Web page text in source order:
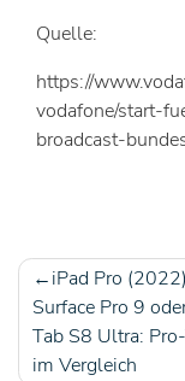
Quelle:
https://
vodafone/start-
broadcast-
iPad Pro
Surface Pro 9
Tab S8 Ultra:
im Vergleich